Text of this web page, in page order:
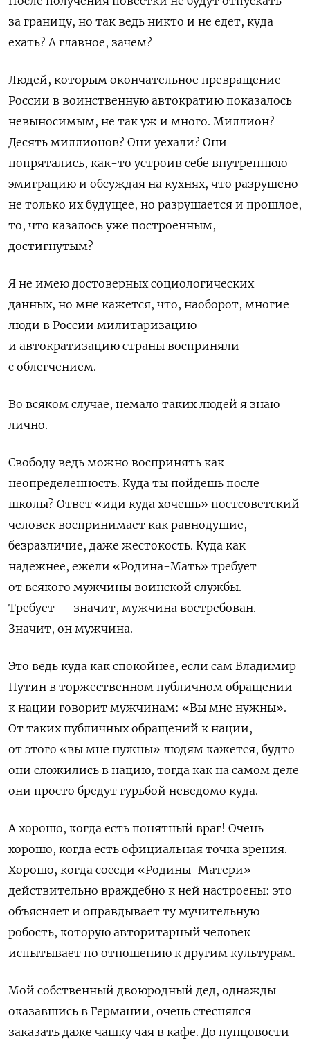
за границу, но так ведь никто и не едет, куда
ехать? А главное, зачем?
Людей, которым окончательное превращение
России в воинственную автократию показалось
невыносимым, не так уж и много. Миллион?
Десять миллионов? Они уехали? Они
попрятались, как-то устроив себе внутреннюю
эмиграцию и обсуждая на кухнях, что разрушено
не только их будущее, но разрушается и прошлое,
то, что казалось уже построенным,
достигнутым?
Я не имею достоверных социологических
данных, но мне кажется, что, наоборот, многие
люди в России милитаризацию
и автократизацию страны восприняли
с облегчением.
Во всяком случае, немало таких людей я знаю
лично.
Свободу ведь можно воспринять как
неопределенность. Куда ты пойдешь после
школы? Ответ «иди куда хочешь» постсоветский
человек воспринимает как равнодушие,
безразличие, даже жестокость. Куда как
надежнее, ежели «Родина-Мать» требует
от всякого мужчины воинской службы.
Требует — значит, мужчина востребован.
Значит, он мужчина.
Это ведь куда как спокойнее, если сам Владимир
Путин в торжественном публичном обращении
к нации говорит мужчинам: «Вы мне нужны».
От таких публичных обращений к нации,
от этого «вы мне нужны» людям кажется, будто
они сложились в нацию, тогда как на самом деле
они просто бредут гурьбой неведомо куда.
А хорошо, когда есть понятный враг! Очень
хорошо, когда есть официальная точка зрения.
Хорошо, когда соседи «Родины-Матери»
действительно враждебно к ней настроены: это
объясняет и оправдывает ту мучительную
робость, которую авторитарный человек
испытывает по отношению к другим культурам.
Мой собственный двоюродный дед, однажды
оказавшись в Германии, очень стеснялся
заказать даже чашку чая в кафе. До пунцовости